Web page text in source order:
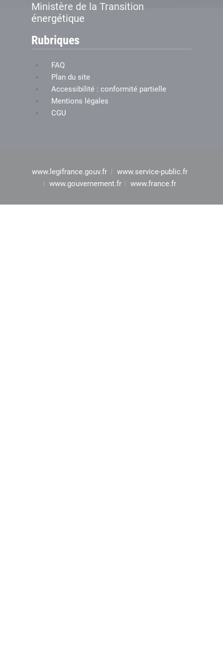
Ministère de la Transition
énergétique
Rubriques
FAQ
Plan du site
Accessibilité : conformité partielle
Mentions légales
CGU
www.legifrance.gouv.fr
www.service-public.fr
www.gouvernement.fr
www.france.fr